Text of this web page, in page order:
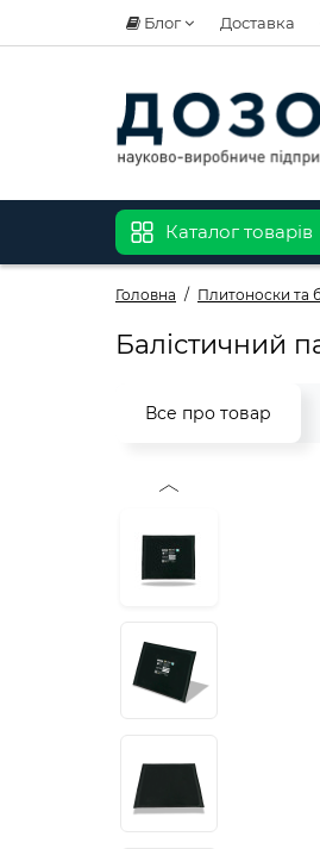
Блог Доставка
Каталог товарів
Головна Плитоноски та
Балістичний
Все про товар